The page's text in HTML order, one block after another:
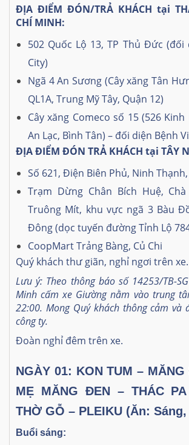
ĐỊA ĐIỂM ĐÓN/TRẢ KHÁCH tại
CHÍ MINH:
502 Quốc Lộ 13, TP Thủ Đức (đối
City)
Ngã 4 An Sương (Cây xăng Tân
QL1A, Trung Mỹ Tây, Quận 12)
Cây xăng Comeco số 15 (526
An Lạc, Bình Tân) – đối diện Bệnh
ĐỊA ĐIỂM ĐÓN TRẢ KHÁCH tại TÂY
Số 621, Điện Biên Phủ, Ninh
Trạm Dừng Chân Bích Huệ,
Truông Mít, khu vực ngã 3 Bàu
Đông (dọc tuyến đường Tỉnh Lộ
CoopMart Trảng Bàng, Củ Chi
Quý khách thư giãn, nghỉ ngơi trên xe.
Lưu ý: Theo thông báo số 14253/TB-
Minh cấm xe Giường nằm vào trung
22:00. Mong Quý khách thông cảm và
công ty.
Đoàn nghỉ đêm trên xe.
NGÀY 01: KON TUM –
MẸ MĂNG ĐEN – THÁC
THỜ GỖ – PLEIKU (Ăn:
Buổi sáng: